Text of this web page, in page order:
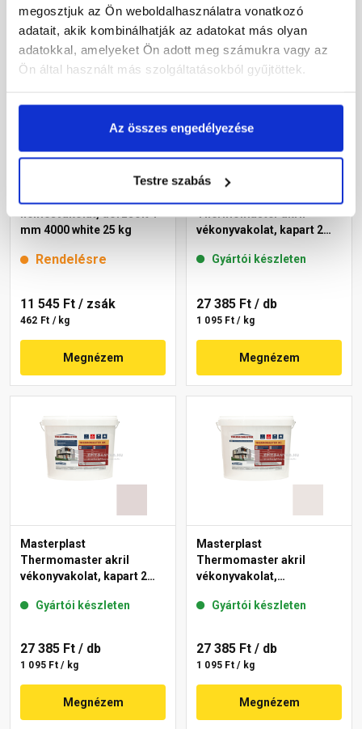
megosztjuk az Ön weboldalhasználatra vonatkozó
adatait, akik kombinálhatják az adatokat más olyan
adatokkal, amelyeket Ön adott meg számukra vagy az
Ön által használt más szolgáltatásokból gyűjtöttek.
Az összes engedélyezése
Testre szabás
Megnézem Megnézem
nemesvakolat, dörzsölt 1
mm 4000 white 25 kg
Rendelésre
11 545 Ft / zsák
462 Ft / kg
Megnézem
Thermomaster akril
vékonyvakolat, kapart 2
Gyártói készleten
27 385 Ft / db
1 095 Ft / kg
Megnézem
Masterplast
Thermomaster akril
vékonyvakolat, kapart 2
Gyártói készleten
27 385 Ft / db
1 095 Ft / kg
Megnézem
Masterplast
Thermomaster akril
vékonyvakolat,
49-F 25 kg
Gyártói készleten
27 385 Ft / db
1 095 Ft / kg
Megnézem